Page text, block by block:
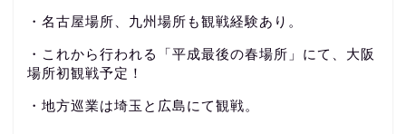
・名古屋場所、九州場所も観戦経験あり。
・これから行われる「平成最後の春場所」にて、大阪
場所初観戦予定！
・地方巡業は埼玉と広島にて観戦。